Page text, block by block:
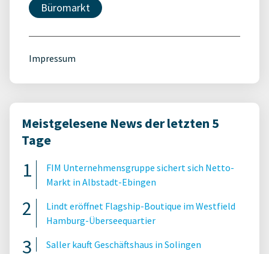
Büromarkt
Impressum
Meistgelesene News der letzten 5
Tage
FIM Unternehmensgruppe sichert sich Netto-
Markt in Albstadt-Ebingen
Lindt eröffnet Flagship-Boutique im Westfield
Hamburg-Überseequartier
Saller kauft Geschäftshaus in Solingen